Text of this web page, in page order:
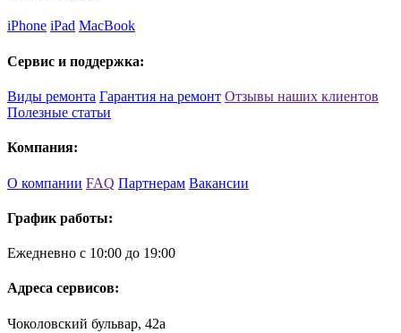
iPhone iPad MacBook
Сервис и поддержка:
Виды ремонта Гарантия на ремонт Отзывы наших клиентов
Полезные статьи
Компания:
О компании FAQ Партнерам Вакансии
График работы:
Ежедневно с 10:00 до 19:00
Адреса сервисов:
Чоколовский бульвар, 42а